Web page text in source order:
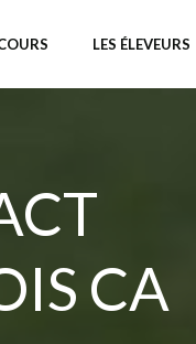
LES ÉLEVEURS
CA